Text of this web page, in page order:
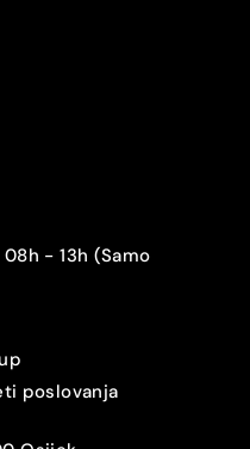
- 13h (Samo
poslovanja